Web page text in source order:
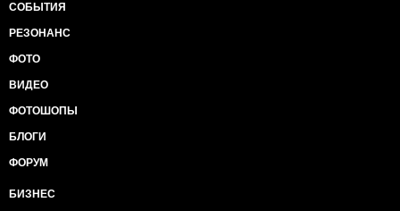
СОБЫТИЯ
РЕЗОНАНС
ФОТО
ВИДЕО
ФОТОШОПЫ
БЛОГИ
ФОРУМ
БИЗНЕС